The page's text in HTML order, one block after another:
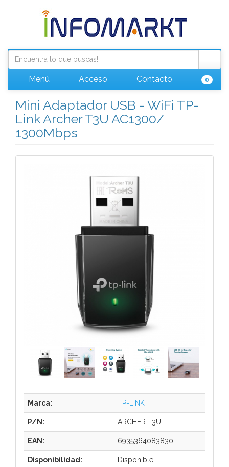
Menú Acceso Contacto 0
Mini Adaptador USB - WiFi TP-
Link Archer T3U AC1300/
1300Mbps
Marca: TP-LINK
P/N: ARCHER T3U
EAN: 6935364083830
Disponibilidad: Disponible